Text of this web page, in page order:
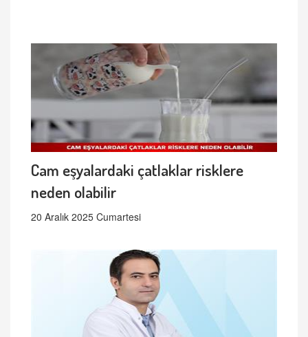
Cam eşyalardaki çatlaklar risklere
neden olabilir
20 Aralık 2025 Cumartesi